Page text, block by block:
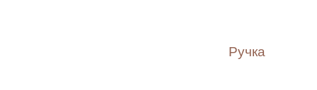
Ручка